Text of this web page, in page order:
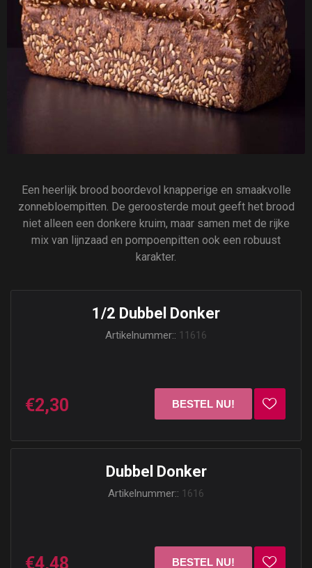
Een heerlijk brood boordevol knapperige en smaakvolle
zonnebloempitten. De geroosterde mout geeft het brood
niet alleen een donkere kruim, maar samen met de rijke
mix van lijnzaad en pompoenpitten ook een robuust
karakter.
1/2 Dubbel Donker
Artikelnummer:: 11616
€2,30
Dubbel Donker
Artikelnummer:: 1616
€4,48